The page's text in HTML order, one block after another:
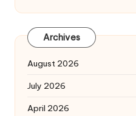
Archives
August 2026
July 2026
April 2026